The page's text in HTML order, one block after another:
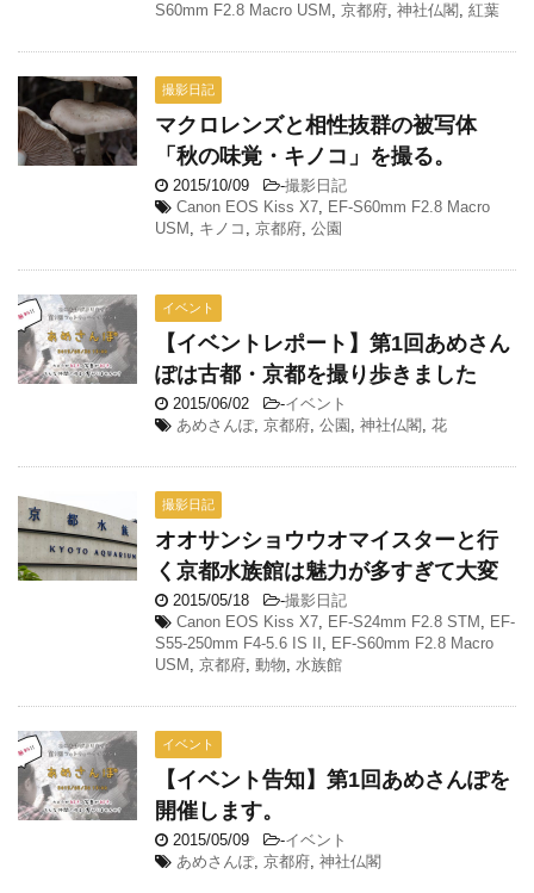
S60mm F2.8 Macro USM , 京都府, 神社仏閣, 紅葉
撮影日記
マクロレンズと相性抜群の被写体
「秋の味覚・キノコ」を撮る。
2015/10/09 -撮影日記
Canon EOS Kiss X7, EF-S60mm F2.8 Macro
USM , キノコ , 京都府, 公園
イベント
【イベントレポート】第1回あめさん
ぽは古都・京都を撮り歩きました
2015/06/02 -イベント
あめさんぽ, 京都府, 公園 , 神社仏閣, 花
撮影日記
オオサンショウウオマイスターと行
く京都水族館は魅力が多すぎて大変
2015/05/18 -撮影日記
Canon EOS Kiss X7, EF-S24mm F2.8 STM , EF-
S55-250mm F4-5.6 IS II , EF-S60mm F2.8 Macro
USM , 京都府, 動物, 水族館
イベント
【イベント告知】第1回あめさんぽを
開催します。
2015/05/09 -イベント
あめさんぽ, 京都府, 神社仏閣